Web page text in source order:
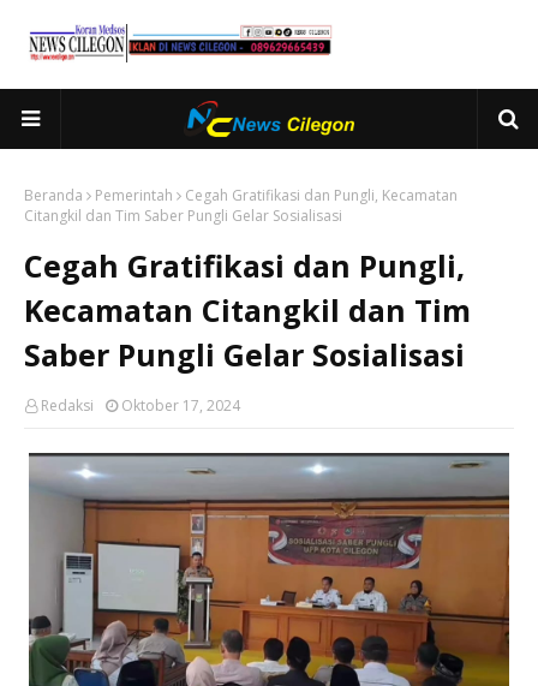
Beranda Pemerintah
Cegah Gratifikasi dan Pungli, Kecamatan
Citangkil dan Tim Saber Pungli Gelar Sosialisasi
Cegah Gratifikasi dan Pungli,
Kecamatan Citangkil dan Tim
Saber Pungli Gelar Sosialisasi
Redaksi Oktober 17, 2024